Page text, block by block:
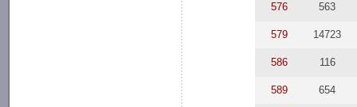
576 563
579 14723
586 116
589 654